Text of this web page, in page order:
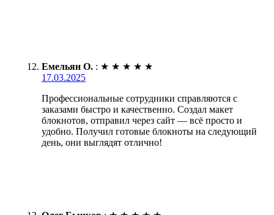
Емельян О. : ★ ★ ★ ★ ★
17.03.2025
Профессиональные сотрудники справляются с
заказами быстро и качественно. Создал макет
блокнотов, отправил через сайт — всё просто и
удобно. Получил готовые блокноты на следующий
день, они выглядят отлично!